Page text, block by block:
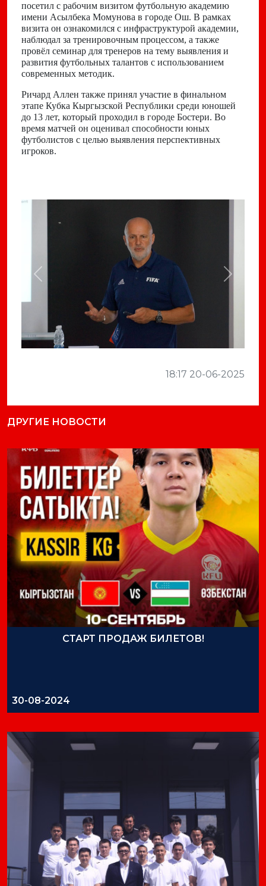
посетил с рабочим визитом футбольную академию
имени Асылбека Момунова в городе Ош. В рамках
визита он ознакомился с инфраструктурой академии,
наблюдал за тренировочным процессом, а также
провёл семинар для тренеров на тему выявления и
развития футбольных талантов с использованием
современных методик.
Ричард Аллен также принял участие в финальном
этапе Кубка Кыргызской Республики среди юношей
до 13 лет, который проходил в городе Бостери. Во
время матчей он оценивал способности юных
футболистов с целью выявления перспективных
игроков.
Previous Next
18:17 20-06-2025
ДРУГИЕ НОВОСТИ
СТАРТ ПРОДАЖ БИЛЕТОВ!
30-08-2024